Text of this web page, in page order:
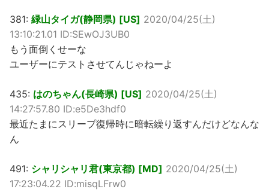
381: 緑山タイガ(静岡県) [US] 2020/04/25(土)
13:10:21.01 ID:SEwOJ3UB0
もう面倒くせーな
ユーザーにテストさせてんじゃねーよ
435: はのちゃん(長崎県) [US] 2020/04/25(土)
14:27:57.80 ID:e5De3hdf0
最近たまにスリープ復帰時に暗転繰り返すんだけどなんな
ん
491: シャリシャリ君(東京都) [MD] 2020/04/25(土)
17:23:04.22 ID:misqLFrw0